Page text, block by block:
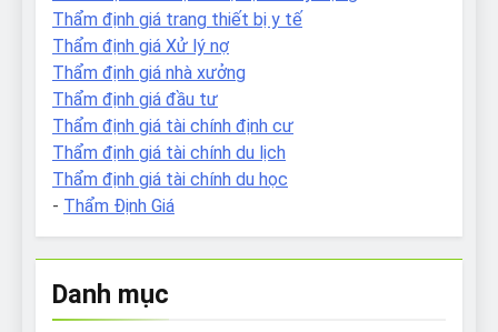
Thẩm định giá trang thiết bị y tế
Thẩm định giá Xử lý nợ
Thẩm định giá nhà xưởng
Thẩm định giá đầu tư
Thẩm định giá tài chính định cư
Thẩm định giá tài chính du lịch
Thẩm định giá tài chính du học
- Thẩm Định Giá
Danh mục